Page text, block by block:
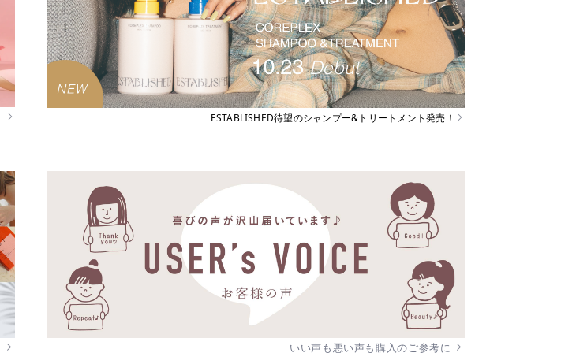
ESTABLISHED待望のシャンプー&トリートメント発売！
いい声も悪い声も購入のご参考に